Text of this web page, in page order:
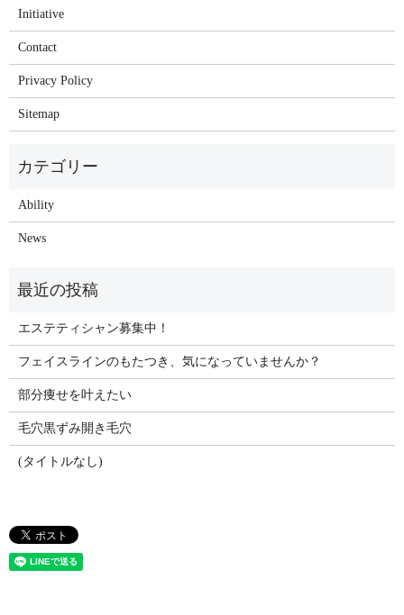
Initiative
Contact
Privacy Policy
Sitemap
Ability
News
エステティシャン募集中！
フェイスラインのもたつき、気になっていませんか？
部分痩せを叶えたい
毛穴黒ずみ開き毛穴
(タイトルなし)